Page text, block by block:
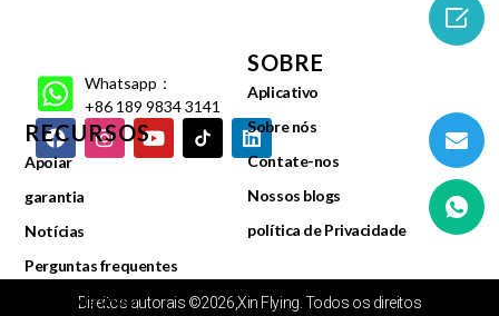
Whatsapp：
+86 189 9834 3141
RECURSOS
Apoiar
garantia
Notícias
Perguntas frequentes
Centro de vídeo
SOBRE
Aplicativo
Sobre nós
Contate-nos
Nossos blogs
política de Privacidade
Direitos autorais ©2026,Xin Flying. Todos os direitos
